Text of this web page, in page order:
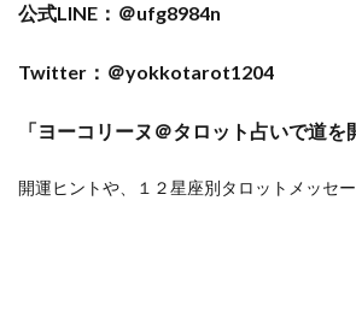
公式LINE：＠ufg8984n
Twitter：＠yokkotarot1204
「ヨーコリーヌ＠タロット占いで道を
開運ヒントや、１２星座別タロットメッセ